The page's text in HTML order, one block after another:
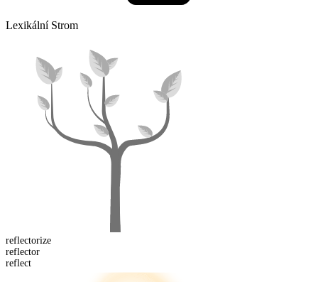
Lexikální Strom
reflectorize
reflector
reflect